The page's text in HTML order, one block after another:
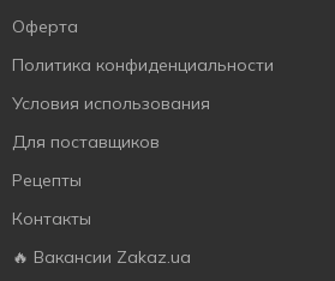
Оферта
Политика конфиденциальности
Условия использования
Для поставщиков
Рецепты
Контакты
🔥 Вакансии Zakaz.ua